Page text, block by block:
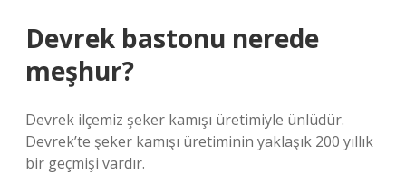
Devrek bastonu nerede
meşhur?
Devrek ilçemiz şeker kamışı üretimiyle ünlüdür.
Devrek’te şeker kamışı üretiminin yaklaşık 200 yıllık
bir geçmişi vardır.